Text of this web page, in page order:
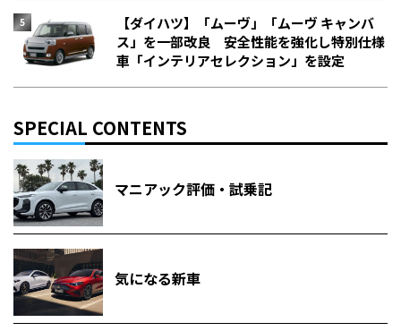
【ダイハツ】「ムーヴ」「ムーヴ キャンバ
ス」を一部改良 安全性能を強化し特別仕様
車「インテリアセレクション」を設定
SPECIAL CONTENTS
マニアック評価・試乗記
気になる新車